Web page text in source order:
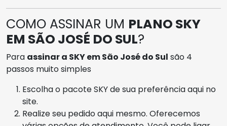
COMO ASSINAR UM PLANO SKY
EM SÃO JOSÉ DO SUL?
Para assinar a SKY em São José do Sul são 4
passos muito simples
Escolha o pacote SKY de sua preferência aqui no
site.
Realize seu pedido aqui mesmo. Oferecemos